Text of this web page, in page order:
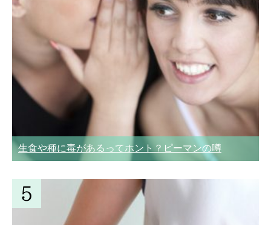
生食や種に毒があるってホント？ピーマンの噂